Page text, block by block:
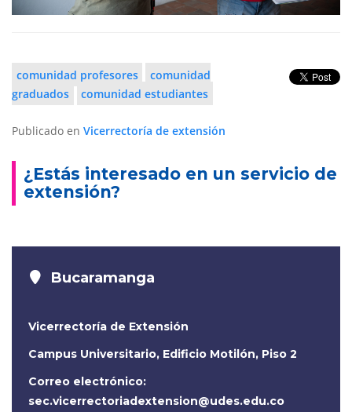
comunidad profesores
comunidad
graduados
comunidad estudiantes
Publicado en Vicerrectoría de extensión
¿Estás interesado en un servicio de
extensión?
Bucaramanga
Vicerrectoría de Extensión
Campus Universitario, Edificio Motilón, Piso 2
Correo electrónico:
sec.vicerrectoriadextension@udes.edu.co